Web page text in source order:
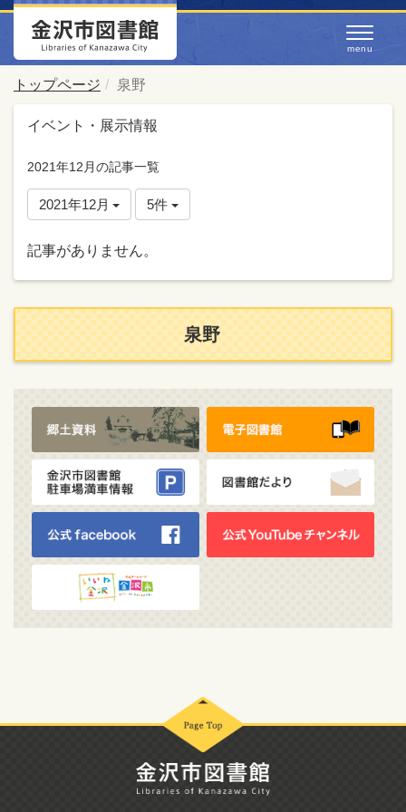
トップページ 泉野
イベント・展示情報
2021年12月の記事一覧
2021年12月 5件
記事がありません。
泉野